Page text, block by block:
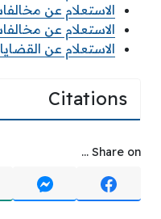
الاستعلام عن
الاستعلام عن
الاستعلام عن
Citations
Share on ...